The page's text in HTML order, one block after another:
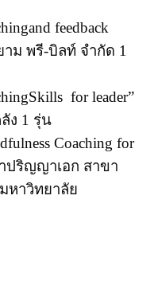
feedback
าม พรี-บิลท์ จำกัด 1
for leader”
ง 1 รุ่น
Coaching for
ปริญญาเอก สาขา
หาวิทยาลัย